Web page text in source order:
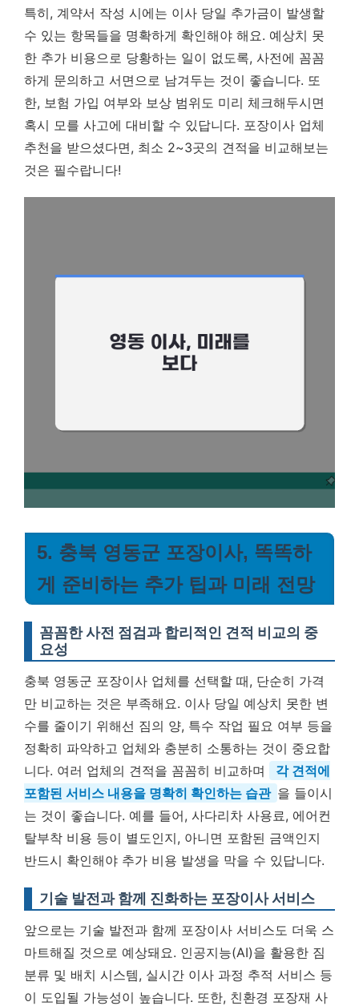
특히, 계약서 작성 시에는 이사 당일 추가금이 발생할
수 있는 항목들을 명확하게 확인해야 해요. 예상치 못
한 추가 비용으로 당황하는 일이 없도록, 사전에 꼼꼼
하게 문의하고 서면으로 남겨두는 것이 좋습니다. 또
한, 보험 가입 여부와 보상 범위도 미리 체크해두시면
혹시 모를 사고에 대비할 수 있답니다. 포장이사 업체
추천을 받으셨다면, 최소 2~3곳의 견적을 비교해보는
것은 필수랍니다!
5. 충북 영동군 포장이사, 똑똑하
게 준비하는 추가 팁과 미래 전망
꼼꼼한 사전 점검과 합리적인 견적 비교의 중
요성
충북 영동군 포장이사 업체를 선택할 때, 단순히 가격
만 비교하는 것은 부족해요. 이사 당일 예상치 못한 변
수를 줄이기 위해선 짐의 양, 특수 작업 필요 여부 등을
정확히 파악하고 업체와 충분히 소통하는 것이 중요합
니다. 여러 업체의 견적을 꼼꼼히 비교하며
각 견적에
포함된 서비스 내용을 명확히 확인하는 습관 을 들이시
는 것이 좋습니다. 예를 들어, 사다리차 사용료, 에어컨
탈부착 비용 등이 별도인지, 아니면 포함된 금액인지
반드시 확인해야 추가 비용 발생을 막을 수 있답니다.
기술 발전과 함께 진화하는 포장이사 서비스
앞으로는 기술 발전과 함께 포장이사 서비스도 더욱 스
마트해질 것으로 예상돼요. 인공지능(AI)을 활용한 짐
분류 및 배치 시스템, 실시간 이사 과정 추적 서비스 등
이 도입될 가능성이 높습니다. 또한, 친환경 포장재 사